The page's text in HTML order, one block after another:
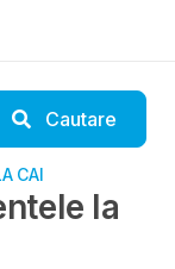
Cautare
CAI
la